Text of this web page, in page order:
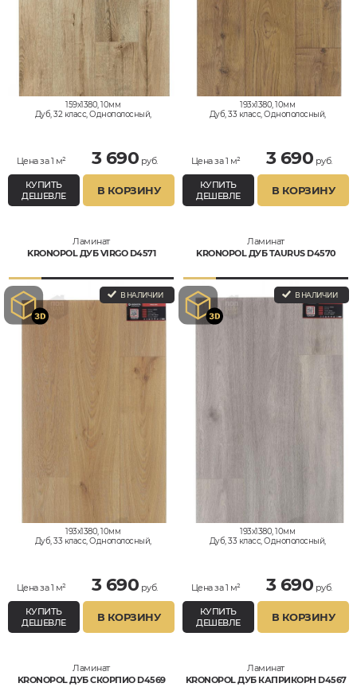
159x1380, 10мм
Дуб, 32 класс, Однополосный,
Цена за 1 м² 3 690 руб.
КУПИТЬ
ДЕШЕВЛЕ
В КОРЗИНУ
193x1380, 10мм
Дуб, 33 класс, Однополосный,
Цена за 1 м² 3 690 руб.
КУПИТЬ
ДЕШЕВЛЕ
В КОРЗИНУ
Ламинат
KRONOPOL ДУБ VIRGO D4571
В НАЛИЧИИ
193x1380, 10мм
Дуб, 33 класс, Однополосный,
Цена за 1 м² 3 690 руб.
КУПИТЬ
ДЕШЕВЛЕ
В КОРЗИНУ
Ламинат
KRONOPOL ДУБ TAURUS D4570
В НАЛИЧИИ
193x1380, 10мм
Дуб, 33 класс, Однополосный,
Цена за 1 м² 3 690 руб.
КУПИТЬ
ДЕШЕВЛЕ
В КОРЗИНУ
Ламинат
KRONOPOL ДУБ СКОРПИО D4569
Ламинат
KRONOPOL ДУБ КАПРИКОРН D4567